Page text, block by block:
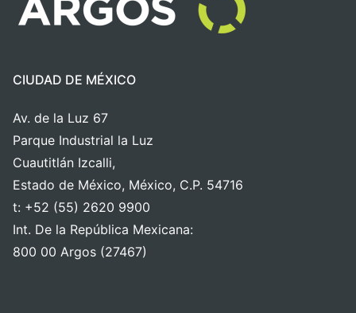
CIUDAD DE MÉXICO
Av. de la Luz 67
Parque Industrial la Luz
Cuautitlán Izcalli,
Estado de México, México, C.P. 54716
t: +52 (55) 2620 9900
Int. De la República Mexicana:
800 00 Argos (27467)